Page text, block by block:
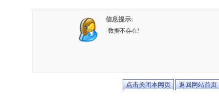
信息提示:
数据不存在!